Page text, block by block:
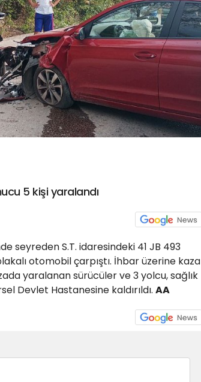
5 kişi yaralandı
seyreden S.T. idaresindeki 41 JB 493
otomobil çarpıştı. İhbar üzerine kaza
yaralanan sürücüler ve 3 yolcu, sağlık
Devlet Hastanesine kaldırıldı. AA